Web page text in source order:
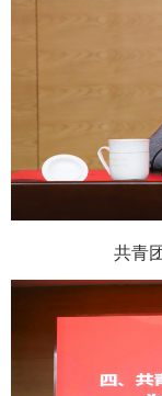
共青